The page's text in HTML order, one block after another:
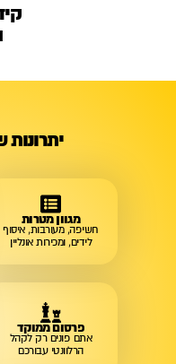
מגוון מטרות
חשיפה, מעורבות, איסוף
לידים, ומכירות אונליין
פרסום ממוקד
אתם פונים רק לקהל
הרלוונטי עבורכם